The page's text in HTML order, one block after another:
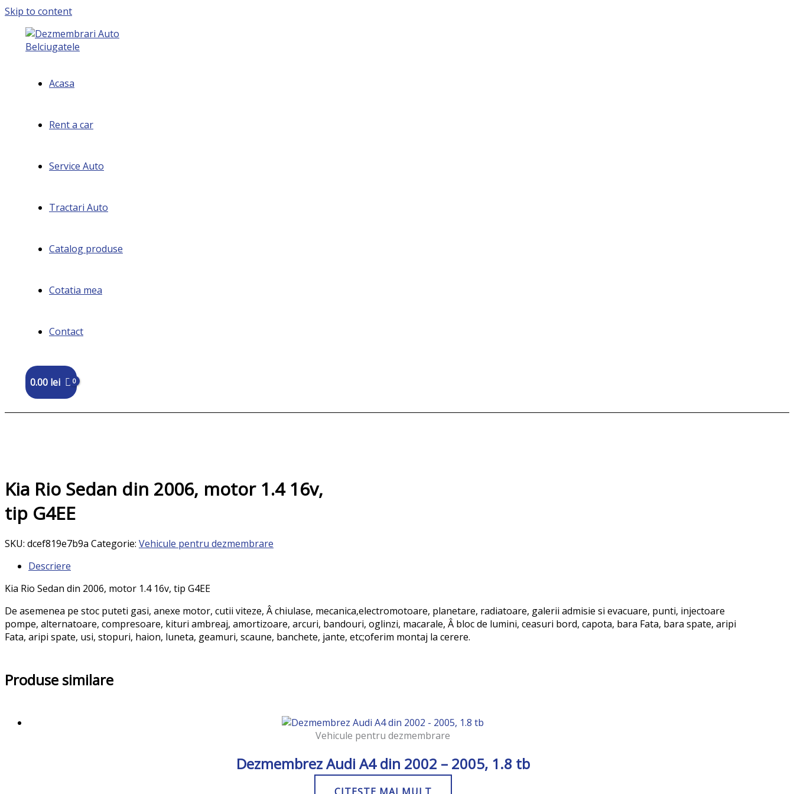
Skip to content
Acasa
Rent a car
Service Auto
Tractari Auto
Catalog produse
Cotatia mea
Contact
0.00 lei
Kia Rio Sedan din 2006, motor 1.4 16v,
tip G4EE
SKU: dcef819e7b9a Categorie: Vehicule pentru dezmembrare
Descriere
Kia Rio Sedan din 2006, motor 1.4 16v, tip G4EE
De asemenea pe stoc puteti gasi, anexe motor, cutii viteze, Â chiulase, mecanica,electromotoare, planetare, radiatoare, galerii admisie si evacuare, punti, injectoare
pompe, alternatoare, compresoare, kituri ambreaj, amortizoare, arcuri, bandouri, oglinzi, macarale, Â bloc de lumini, ceasuri bord, capota, bara Fata, bara spate, aripi
Fata, aripi spate, usi, stopuri, haion, luneta, geamuri, scaune, banchete, jante, etc;oferim montaj la cerere.
Produse similare
Vehicule pentru dezmembrare
Dezmembrez Audi A4 din 2002 – 2005, 1.8 tb